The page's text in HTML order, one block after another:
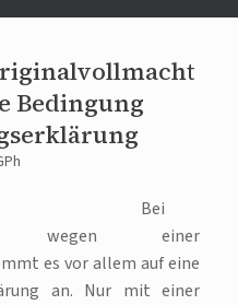
Bedingung
Bei
wegen einer
es vor allem auf eine
an. Nur mit einer